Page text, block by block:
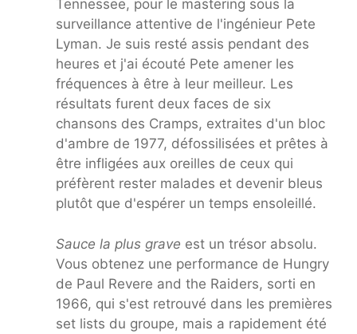
Tennessee, pour le mastering sous la
surveillance attentive de l'ingénieur Pete
Lyman. Je suis resté assis pendant des
heures et j'ai écouté Pete amener les
fréquences à être à leur meilleur. Les
résultats furent deux faces de six
chansons des Cramps, extraites d'un bloc
d'ambre de 1977, défossilisées et prêtes à
être infligées aux oreilles de ceux qui
préfèrent rester malades et devenir bleus
plutôt que d'espérer un temps ensoleillé.
Sauce la plus grave est un trésor absolu.
Vous obtenez une performance de Hungry
de Paul Revere and the Raiders, sorti en
1966, qui s'est retrouvé dans les premières
set lists du groupe, mais a rapidement été